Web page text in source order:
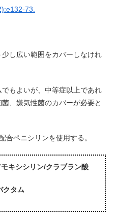
73.
し広い範囲をカバーしなけれ
もよいが、中等症以上であれ
、嫌気性菌のカバーが必要と
合ペニシリンを使用する。
キシシリン/クラブラン酸
クタム